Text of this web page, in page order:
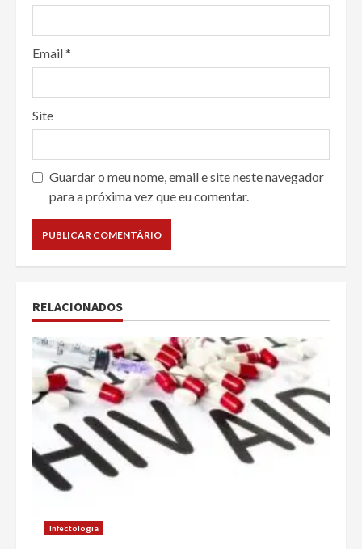
Email*
Site
Guardar o meu nome, email e site neste navegador
para a próxima vez que eu comentar.
RELACIONADOS
Infectologia